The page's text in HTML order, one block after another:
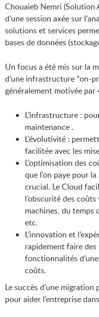
Chouaieb Nemri (Solution
d’une session axée sur
solutions et services
bases de données
Un focus a été mis sur la
d’une infrastructure “on-
généralement motivée par
L’infrastructure :
maintenance .
L’évolutivité :
facilitée avec les
L’optimisation des
que l’on paye pour
crucial. Le Cloud
l’obscurité des
machines, du temps
etc.
L’innovation et
rapidement faire
fonctionnalités
coûts.
Le succès d’une
pour aider l’entreprise